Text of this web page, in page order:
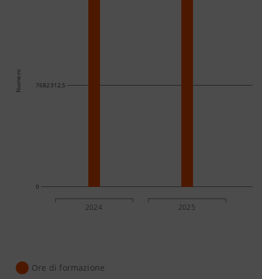
Numero 7682312,5
0
2024 2025
Ore di formazione